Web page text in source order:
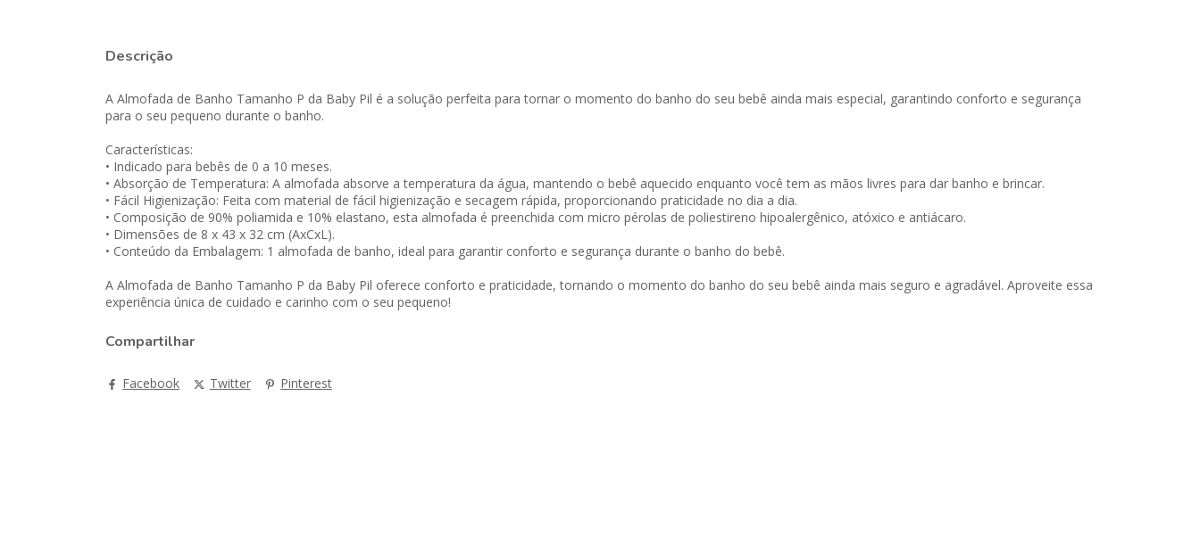
Descrição
A Almofada de Banho Tamanho P da Baby Pil é a solução perfeita para tornar o momento do banho do seu bebê ainda mais especial, garantindo conforto e segurança
para o seu pequeno durante o banho.
Características:
• Indicado para bebês de 0 a 10 meses.
• Absorção de Temperatura: A almofada absorve a temperatura da água, mantendo o bebê aquecido enquanto você tem as mãos livres para dar banho e brincar.
• Fácil Higienização: Feita com material de fácil higienização e secagem rápida, proporcionando praticidade no dia a dia.
• Composição de 90% poliamida e 10% elastano, esta almofada é preenchida com micro pérolas de poliestireno hipoalergênico, atóxico e antiácaro.
• Dimensões de 8 x 43 x 32 cm (AxCxL).
• Conteúdo da Embalagem: 1 almofada de banho, ideal para garantir conforto e segurança durante o banho do bebê.
A Almofada de Banho Tamanho P da Baby Pil oferece conforto e praticidade, tornando o momento do banho do seu bebê ainda mais seguro e agradável. Aproveite essa
experiência única de cuidado e carinho com o seu pequeno!
Compartilhar
Facebook Twitter Pinterest